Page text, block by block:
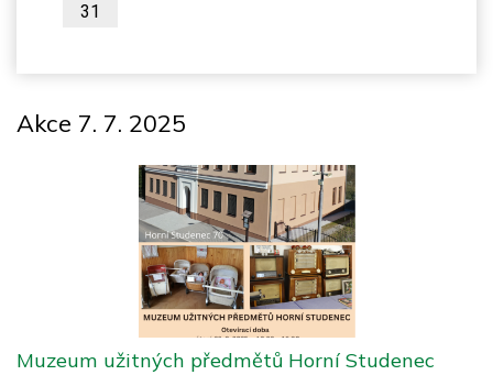
31
Akce 7. 7. 2025
Muzeum užitných předmětů Horní Studenec